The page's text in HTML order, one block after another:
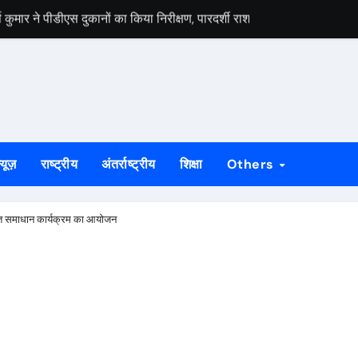
वार्ता, 5 अगस्त से 4 सितंबर तक दर्ज होंगे दावा-आपत्ति
यूआईएसएल के वरीय महाप्रबंधक से, ज्ञापन सौंपा कंपनी की टीम क्षेत्र का
गागराई ने पंचायत और बूथ संगठन मजबूत करने का किया आह्वान
की जनजागरण बस को दिखाएंगे हरी झंडी, तैयारियां पूरी
अभियान की रणनीति तय, शक्ति केंद्र प्रभारियों की हुई नियुक्ति
राष्ट्रीय अंतर्राष्ट्रीय शिक्षा Others
समाधान कार्यक्रम का आयोजन